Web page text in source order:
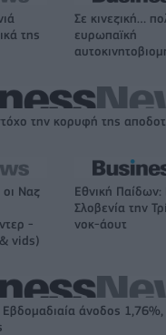
της
Σε κινεζική…
ευρωπαϊκή
την κορυφή της
Ναζ
-
vids)
Εθνική Παίδων:
Σλοβενία την
νοκ-άουτ
άνοδος